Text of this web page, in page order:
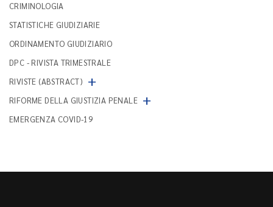
CRIMINOLOGIA
STATISTICHE GIUDIZIARIE
ORDINAMENTO GIUDIZIARIO
DPC - RIVISTA TRIMESTRALE
RIVISTE (ABSTRACT) +
RIFORME DELLA GIUSTIZIA PENALE +
EMERGENZA COVID-19